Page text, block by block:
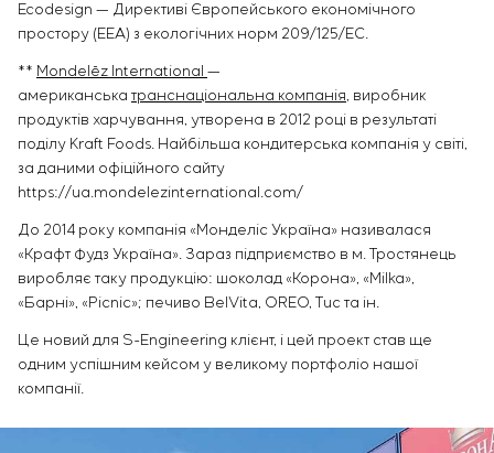
Ecodesign — Директиві Європейського економічного
простору (EEA) з екологічних норм 209/125/EC.
** Mondelēz International —
американська транснаціональна компанія, виробник
продуктів харчування, утворена в 2012 році в результаті
поділу Kraft Foods. Найбільша кондитерська компанія у світі,
за даними офіційного сайту
https://ua.mondelezinternational.com/
До 2014 року компанія «Монделіс Україна» називалася
«Крафт Фудз Україна». Зараз підприємство в м. Тростянець
виробляє таку продукцію: шоколад «Корона», «Milka»,
«Барні», «Picnic»; печиво BelVita, OREO, Tuc та ін.
Це новий для S-Engineering клієнт, і цей проект став ще
одним успішним кейсом у великому портфоліо нашої
компанії.